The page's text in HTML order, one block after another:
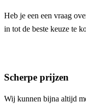
Heb je een een vraag
in tot de beste keuze te
Scherpe prijzen
Wij kunnen bijna altijd